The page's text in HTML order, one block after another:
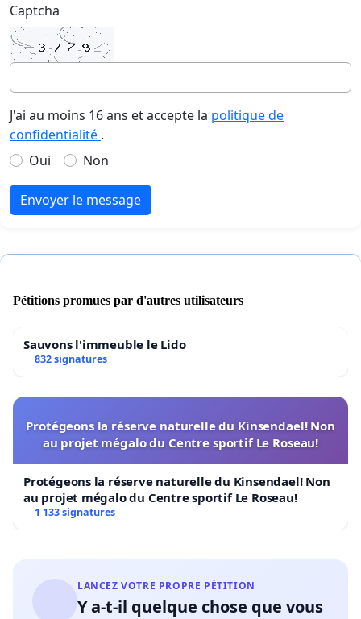
Captcha
J'ai au moins 16 ans et accepte la politique de
confidentialité .
Oui
Non
Envoyer le message
Pétitions promues par d'autres utilisateurs
Sauvons l'immeuble le Lido
832 signatures
Protégeons la réserve naturelle du Kinsendael! Non
au projet mégalo du Centre sportif Le Roseau!
Protégeons la réserve naturelle du Kinsendael! Non
au projet mégalo du Centre sportif Le Roseau!
1 133 signatures
LANCEZ VOTRE PROPRE PÉTITION
Y a-t-il quelque chose que vous